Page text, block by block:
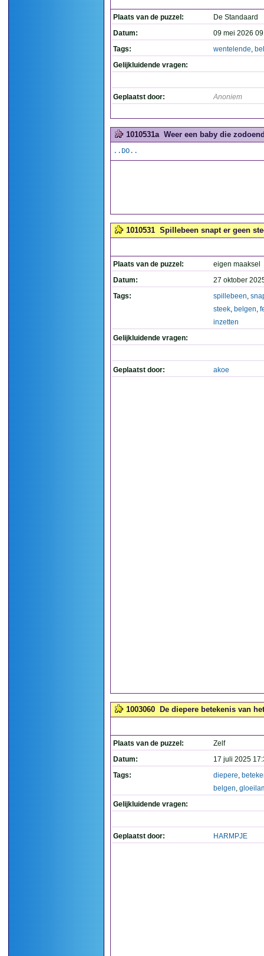
Plaats van de puzzel:
De Standaard
Datum:
09 mei 2026
Tags:
wentelende,
Gelijkluidende vragen:
Geplaatst door: Anoniem
1010531a Weer een baby die
..DO..
1010531 Spillebeen snapt er geen
Plaats van de puzzel:
eigen maaksel
Datum:
27 oktober
Tags:
spillebeen,
steek, belgen,
inzetten
Gelijkluidende vragen:
Geplaatst door: akoe
1003060 De diepere betekenis van
Plaats van de puzzel:
Zelf
Datum:
17 juli 2025
Tags:
diepere,
belgen,
Gelijkluidende vragen:
Geplaatst door: HARMPJE